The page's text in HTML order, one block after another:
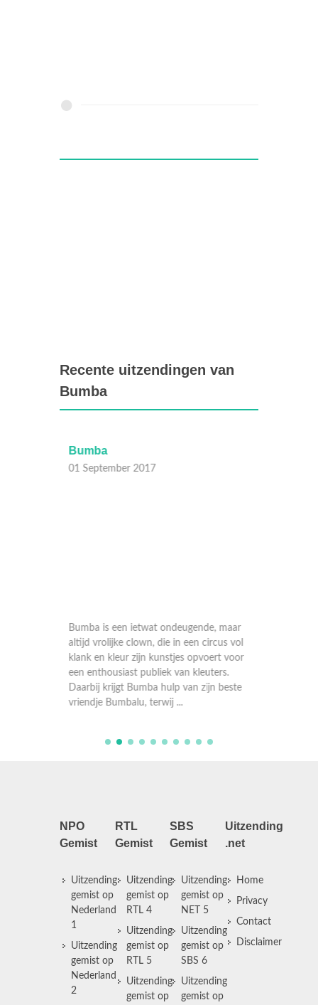
Recente uitzendingen van
Bumba
Bumba
01 September 2017
altijd vrolijke clown, die in een circus vol
klank en kleur zijn kunstjes opvoert voor
een enthousiast publiek van kleuters.
Daarbij krijgt Bumba hulp van zijn beste
vriendje Bumbalu, terwij ...
NPO
Gemist
Uitzending
gemist op
Nederland
1
Uitzending
gemist op
Nederland
2
RTL
Gemist
Uitzending
gemist op
RTL 4
Uitzending
gemist op
RTL 5
Uitzending
gemist op
SBS
Gemist
Uitzending
gemist op
NET 5
Uitzending
gemist op
SBS 6
Uitzending
gemist op
Uitzending
.net
Home
Privacy
Contact
Disclaimer